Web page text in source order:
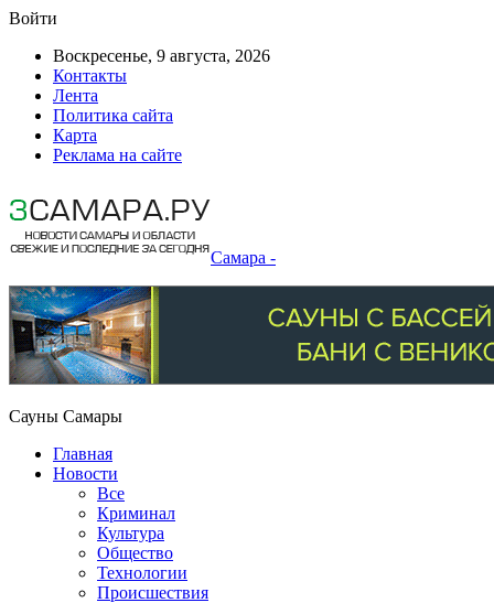
Войти
Воскресенье, 9 августа, 2026
Контакты
Лента
Политика сайта
Карта
Реклама на сайте
Самара -
Сауны Самары
Главная
Новости
Все
Криминал
Культура
Общество
Технологии
Происшествия